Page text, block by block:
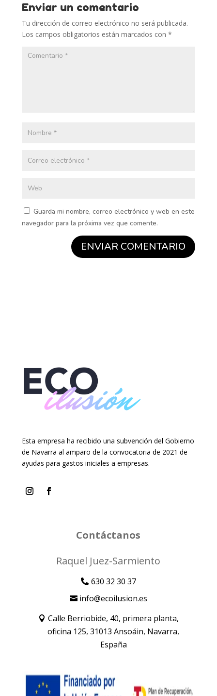
Enviar un comentario
Tu dirección de correo electrónico no será publicada.
Los campos obligatorios están marcados con *
Guarda mi nombre, correo electrónico y web en este
navegador para la próxima vez que comente.
ENVIAR COMENTARIO
Esta empresa ha recibido una subvención del Gobierno
de Navarra al amparo de la convocatoria de 2021 de
ayudas para gastos iniciales a empresas.
Contáctanos
Raquel Juez-Sarmiento
630 32 30 37
info@ecoilusion.es
Calle Berriobide, 40, primera planta,
oficina 125, 31013 Ansoáin, Navarra,
España